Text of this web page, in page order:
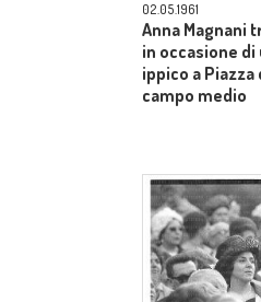
02.05.1961
Anna Magnani
in occasione
ippico a Piazza
campo medio